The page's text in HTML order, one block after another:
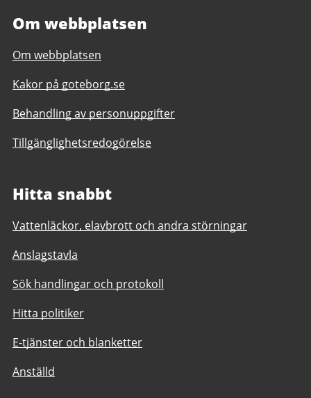
Om webbplatsen
Om webbplatsen
Kakor på goteborg.se
Behandling av personuppgifter
Tillgänglighetsredogörelse
Hitta snabbt
Vattenläckor, elavbrott och andra störningar
Anslagstavla
Sök handlingar och protokoll
Hitta politiker
E-tjänster och blanketter
Anställd